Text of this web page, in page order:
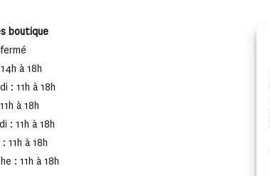
boutique
à 18h
: 11h à 18h
à 18h
: 11h à 18h
11h à 18h
: 11h à 18h